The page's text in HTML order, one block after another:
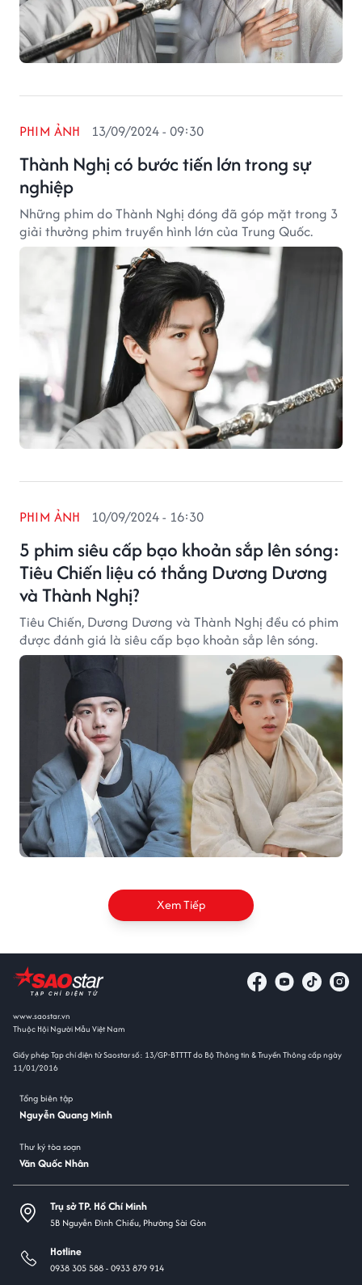
Thành Nghị có bước tiến lớn trong sự
nghiệp
PHIM ẢNH 13/09/2024 - 09:30
Những phim do Thành Nghị đóng đã góp mặt trong 3
giải thưởng phim truyền hình lớn của Trung Quốc.
5 phim siêu cấp bạo khoản sắp lên sóng:
Tiêu Chiến liệu có thắng Dương Dương
và Thành Nghị?
PHIM ẢNH 10/09/2024 - 16:30
Tiêu Chiến, Dương Dương và Thành Nghị đều có phim
được đánh giá là siêu cấp bạo khoản sắp lên sóng.
Xem Tiếp
www.saostar.vn
Thuộc Hội Người Mẫu Việt Nam
Giấy phép Tạp chí điện tử Saostar số: 13/GP-BTTTT do Bộ Thông tin & Truyền Thông cấp ngày
11/01/2016
Tổng biên tập
Nguyễn Quang Minh
Thư ký tòa soạn
Văn Quốc Nhân
Trụ sở TP. Hồ Chí Minh
5B Nguyễn Đình Chiểu, Phường Sài Gòn
Hotline
0938 305 588 -0933 879 914